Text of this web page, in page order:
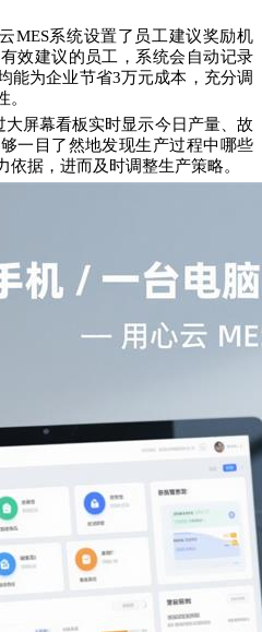
MES系统设置了员工建议奖励机
效建议的员工，系统会自动记录
能为企业节省3万元成本，充分调
大屏幕看板实时显示今日产量、故
一目了然地发现生产过程中哪些
据，进而及时调整生产策略。